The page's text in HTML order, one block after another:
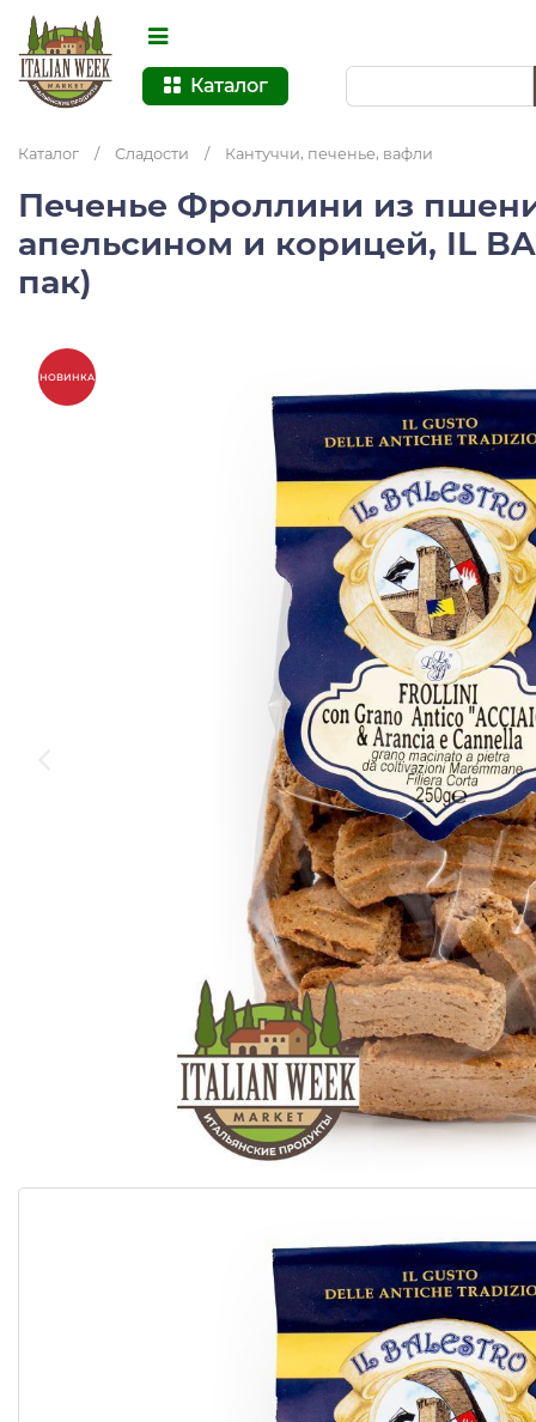
Каталог
Каталог / Сладости / Кантуччи, печенье, вафли
Печенье Фроллини из
апельсином и корицей, IL
пак)
НОВИНКА